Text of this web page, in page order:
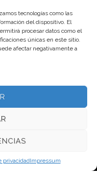
tecnologías como las
del dispositivo. El
procesar datos como el
únicas en este sitio.
afectar negativamente a
privacidadImpressum
Girona Tlf